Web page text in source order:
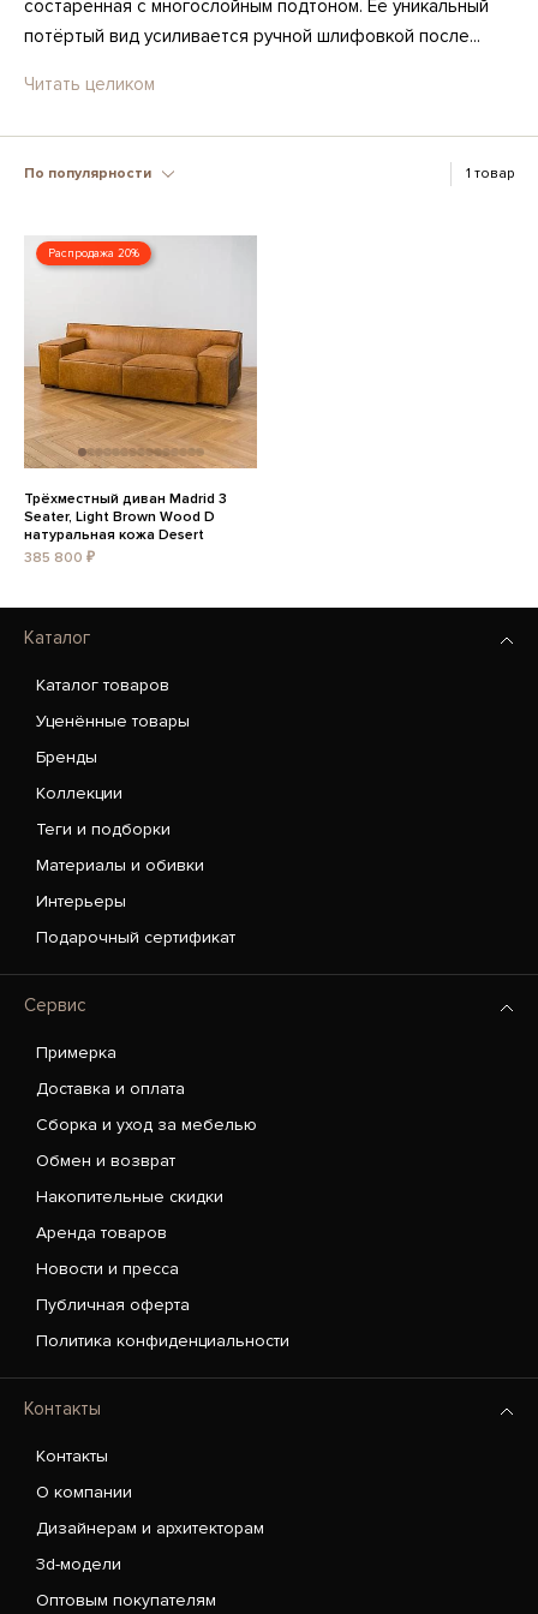
состаренная с многослойным подтоном. Её уникальный
потёртый вид усиливается ручной шлифовкой после...
Читать целиком
По популярности 1 товар
Распродажа 20%
Трёхместный диван Madrid 3
Seater, Light Brown Wood D
натуральная кожа Desert
385 800 ₽
Каталог
Каталог товаров
Уценённые товары
Бренды
Коллекции
Теги и подборки
Материалы и обивки
Интерьеры
Подарочный сертификат
Сервис
Примерка
Доставка и оплата
Сборка и уход за мебелью
Обмен и возврат
Накопительные скидки
Аренда товаров
Новости и пресса
Публичная оферта
Политика конфиденциальности
Контакты
Контакты
О компании
Дизайнерам и архитекторам
3d-модели
Оптовым покупателям